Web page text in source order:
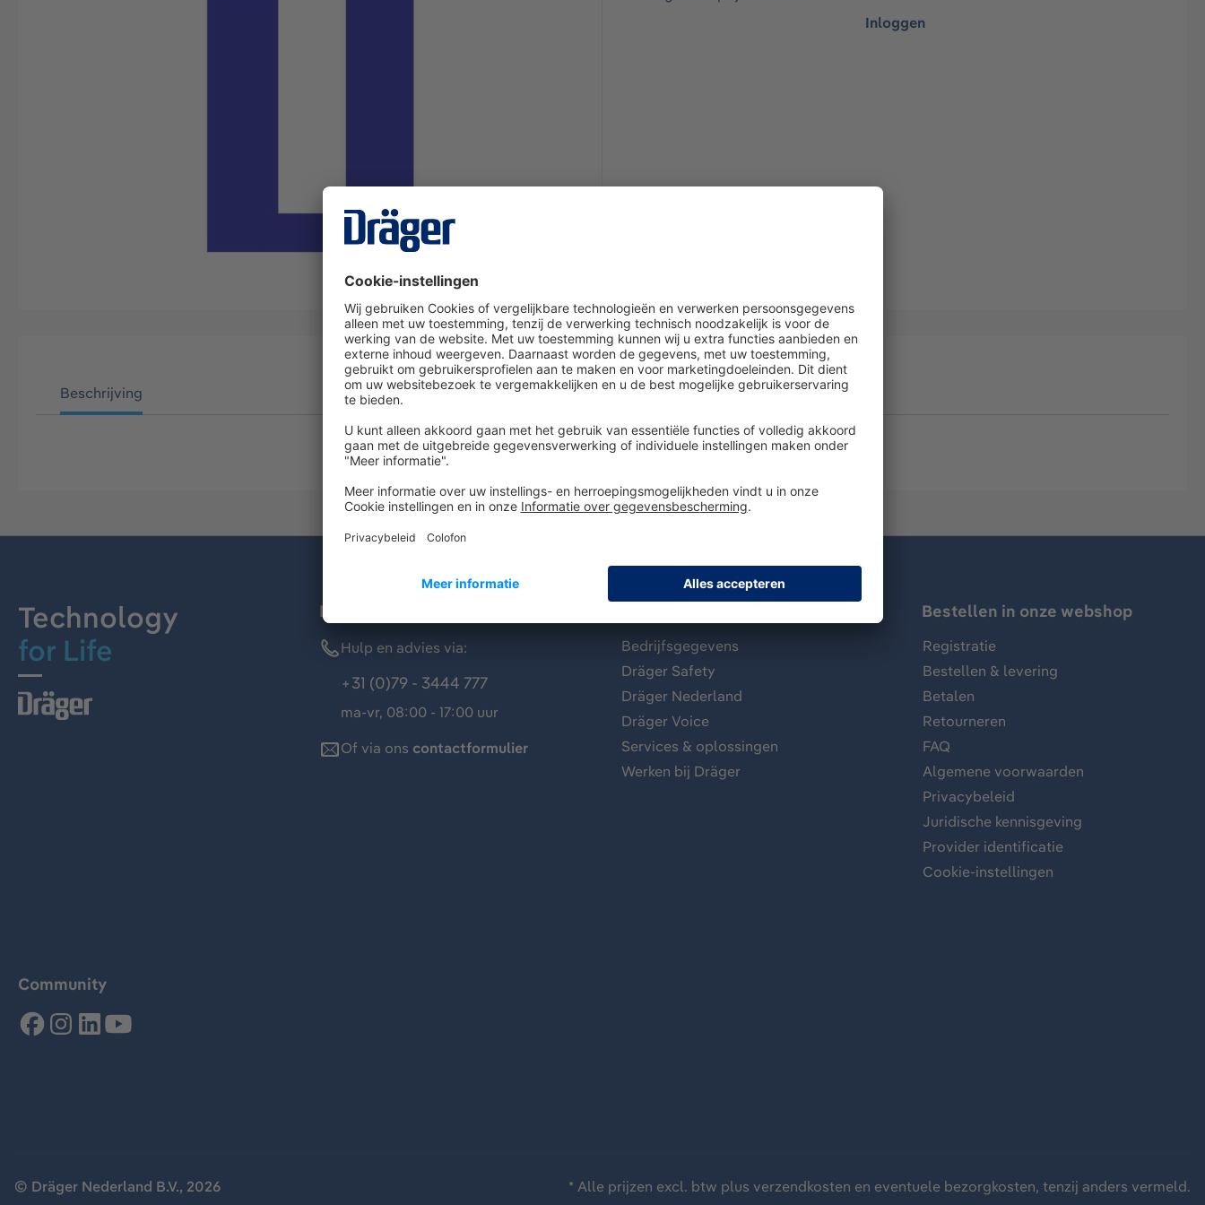
Inloggen
Beschrijving
Technology
for Life
Dräger klantenservice
Hulp en advies via:
+31 (0)79 - 3444 777
ma-vr, 08:00 - 17:00 uur
Of via ons contactformulier
Bedrijfsgegevens
Dräger Safety
Dräger Nederland
Dräger Voice
Services & oplossingen
Werken bij Dräger
Bestellen in onze webshop
Registratie
Bestellen & levering
Betalen
Retourneren
FAQ
Algemene voorwaarden
Privacybeleid
Juridische kennisgeving
Provider identificatie
Cookie-instellingen
Community
© Dräger Nederland B.V., 2026 * Alle prijzen excl. btw plus verzendkosten en eventuele bezorgkosten, tenzij anders vermeld.